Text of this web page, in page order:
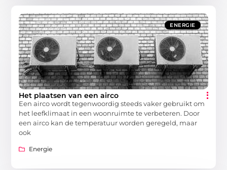
ENERGIE
Het plaatsen van een airco
Een airco wordt tegenwoordig steeds vaker gebruikt om
het leefklimaat in een woonruimte te verbeteren. Door
een airco kan de temperatuur worden geregeld, maar
ook
Energie